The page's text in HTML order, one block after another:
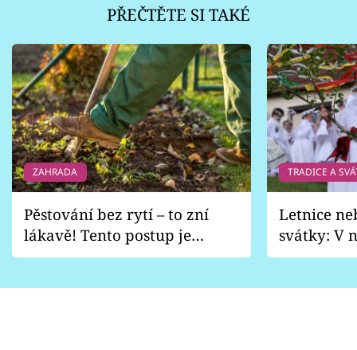
PŘEČTĚTE SI TAKÉ
ZAHRADA
Pěstování bez rytí – to zní
lákavě! Tento postup je
vhodný jen pro některé
TRADICE A
Letnice
svátky: V
pondělí